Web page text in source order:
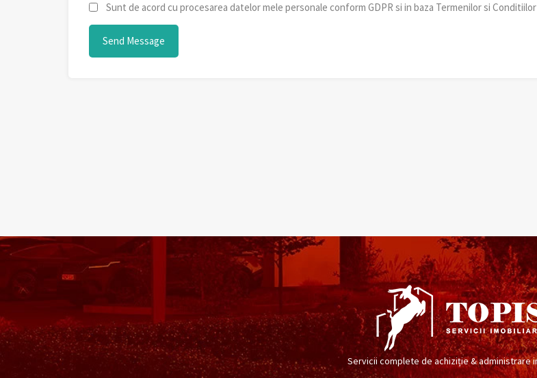
Sunt de acord cu procesarea datelor mele personale conform GDPR si in baza Termenilor si
Servicii complete de achiziție & administrare